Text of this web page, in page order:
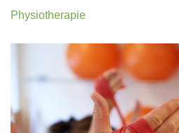
Physiotherapie